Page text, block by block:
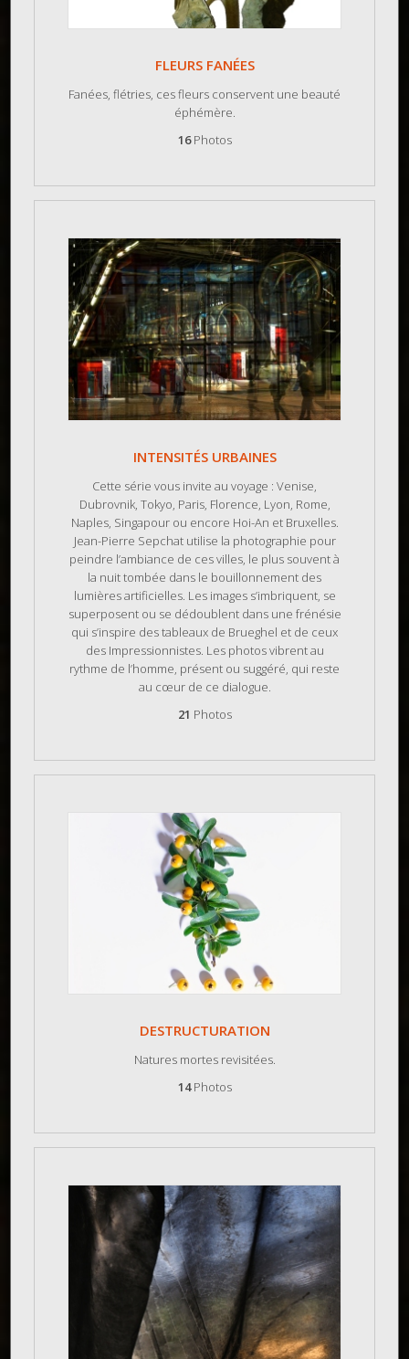
FLEURS FANÉES
Fanées, flétries, ces fleurs conservent une beauté
éphémère.
16Photos
INTENSITÉS URBAINES
Cette série vous invite au voyage : Venise,
Dubrovnik, Tokyo, Paris, Florence, Lyon, Rome,
Naples, Singapour ou encore Hoi-An et Bruxelles.
Jean-Pierre Sepchat utilise la photographie pour
peindre l’ambiance de ces villes, le plus souvent à
la nuit tombée dans le bouillonnement des
lumières artificielles. Les images s’imbriquent, se
superposent ou se dédoublent dans une frénésie
qui s’inspire des tableaux de Brueghel et de ceux
des Impressionnistes. Les photos vibrent au
rythme de l’homme, présent ou suggéré, qui reste
au cœur de ce dialogue.
21 Photos
DESTRUCTURATION
Natures mortes revisitées.
14Photos